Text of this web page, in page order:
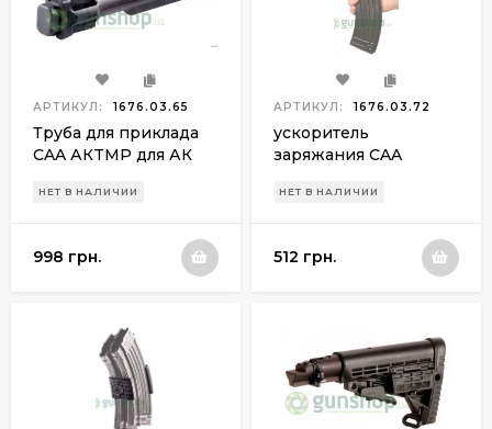
АРТИКУЛ: 1676.03.65
Труба для приклада
CAA АКTMP для АК
НЕТ В НАЛИЧИИ
998 грн.
АРТИКУЛ: 1676.03.72
ускоритель
заряжания CAA
НЕТ В НАЛИЧИИ
512 грн.